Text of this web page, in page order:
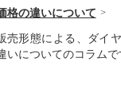
格の違いについて
売形態による、ダイ
いについてのコラムで